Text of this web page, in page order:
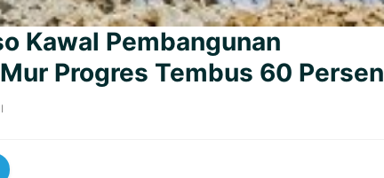
Kawal Pembangunan
Progres Tembus 60 Persen